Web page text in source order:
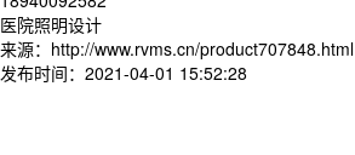
医院照明设计
来源：http://www.rvms.cn/product707848.html
发布时间：2021-04-01 15:52:28